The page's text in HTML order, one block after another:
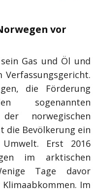
vor
Gas und Öl und
die Förderung
sogenannten
norwegischen
die Bevölkerung ein
Erst 2016
im arktischen
Tage davor
Im